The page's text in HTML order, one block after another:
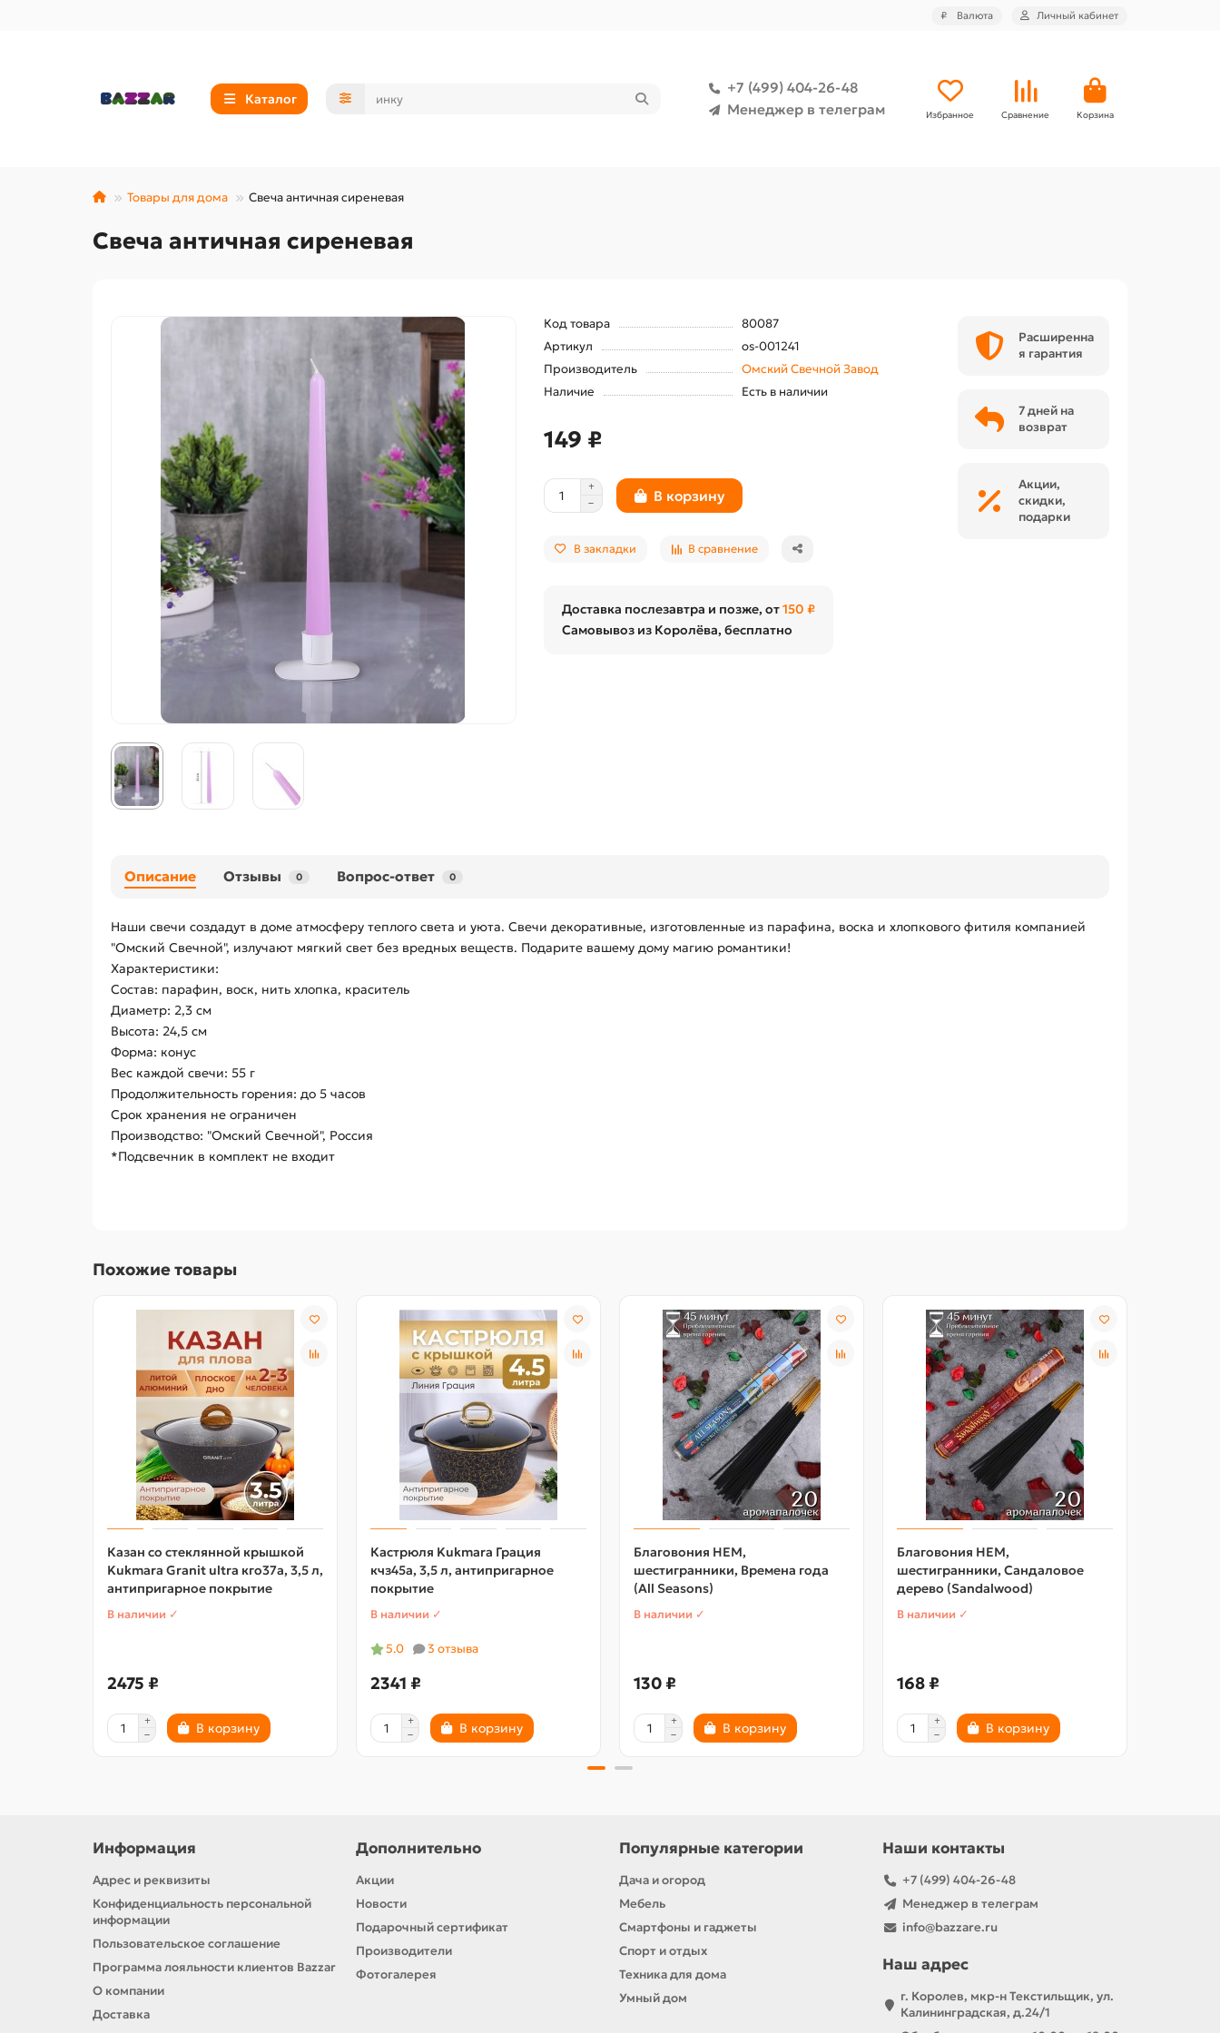
₽ Валюта Личный кабинет
Каталог
+7 (499) 404-26-48
Менеджер в телеграм
Избранное Сравнение Корзина
Товары для дома Свеча античная сиреневая
Свеча античная сиреневая
Код товара
80087
Артикул
os-001241
Производитель
Омский Свечной Завод
Наличие
Есть в наличии
149 ₽
В корзину
В закладки В сравнение
Доставка послезавтра и позже, от150 ₽
Самовывоз из Королёва, бесплатно
Расширенна
я гарантия
7 дней на
возврат
Акции,
скидки,
подарки
Описание Отзывы 0 Вопрос-ответ 0
Наши свечи создадут в доме атмосферу теплого света и уюта. Свечи декоративные, изготовленные из парафина, воска и хлопкового фитиля компанией
"Омский Свечной", излучают мягкий свет без вредных веществ. Подарите вашему дому магию романтики!
Характеристики:
Состав: парафин, воск, нить хлопка, краситель
Диаметр: 2,3 см
Высота: 24,5 см
Форма: конус
Вес каждой свечи: 55 г
Продолжительность горения: до 5 часов
Срок хранения не ограничен
Производство: "Омский Свечной", Россия
*Подсвечник в комплект не входит
Похожие товары
Казан со стеклянной крышкой
Kukmara Granit ultra кго37а, 3,5 л,
антипригарное покрытие
В наличии ✓
2475 ₽
В корзину
Кастрюля Kukmara Грация
кчз45а, 3,5 л, антипригарное
покрытие
В наличии ✓
5.0 3 отзыва
2341 ₽
В корзину
Благовония HEM,
шестигранники, Времена года
(All Seasons)
В наличии ✓
130 ₽
В корзину
Благовония HEM,
шестигранники, Сандаловое
дерево (Sandalwood)
В наличии ✓
168 ₽
В корзину
Информация
Адрес и реквизиты
Конфиденциальность персональной
информации
Пользовательское соглашение
Программа лояльности клиентов Bazzar
О компании
Доставка
Дополнительно
Акции
Новости
Подарочный сертификат
Производители
Фотогалерея
Популярные категории
Дача и огород
Мебель
Смартфоны и гаджеты
Спорт и отдых
Техника для дома
Умный дом
Наши контакты
+7 (499) 404-26-48
Менеджер в телеграм
info@bazzare.ru
Наш адрес
г. Королев, мкр-н Текстильщик, ул.
Калининградская, д.24/1